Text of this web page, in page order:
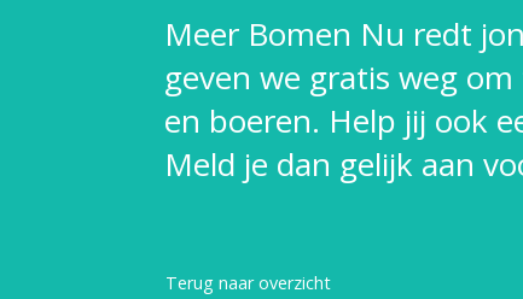
Meer Bomen Nu redt
geven we gratis weg
en boeren. Help jij ook
Meld je dan gelijk aan
Terug naar overzicht